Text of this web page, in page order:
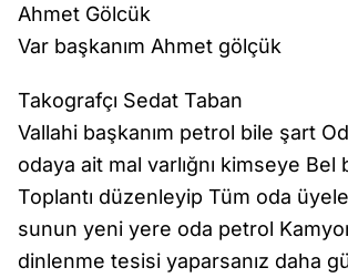
Ahmet Gölcük
Var başkanım Ahmet gölçük
Takografçı Sedat Taban
Vallahi başkanım petrol bile şart
odaya ait mal varlığnı kimseye Bel
Toplantı düzenleyip Tüm oda
sunun yeni yere oda petrol
dinlenme tesisi yaparsanız daha